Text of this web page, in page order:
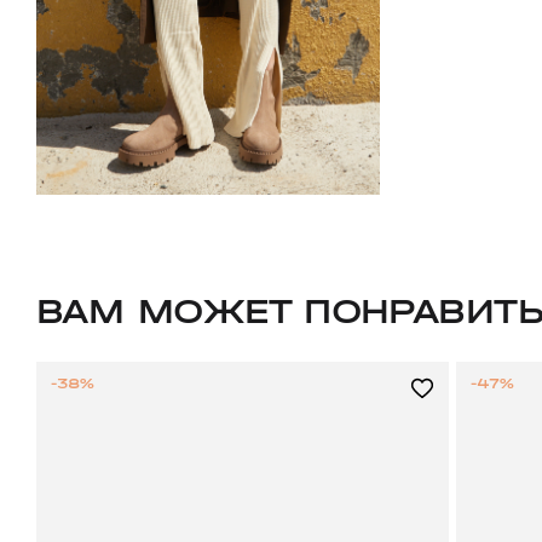
ВАМ МОЖЕТ
-38% -47%